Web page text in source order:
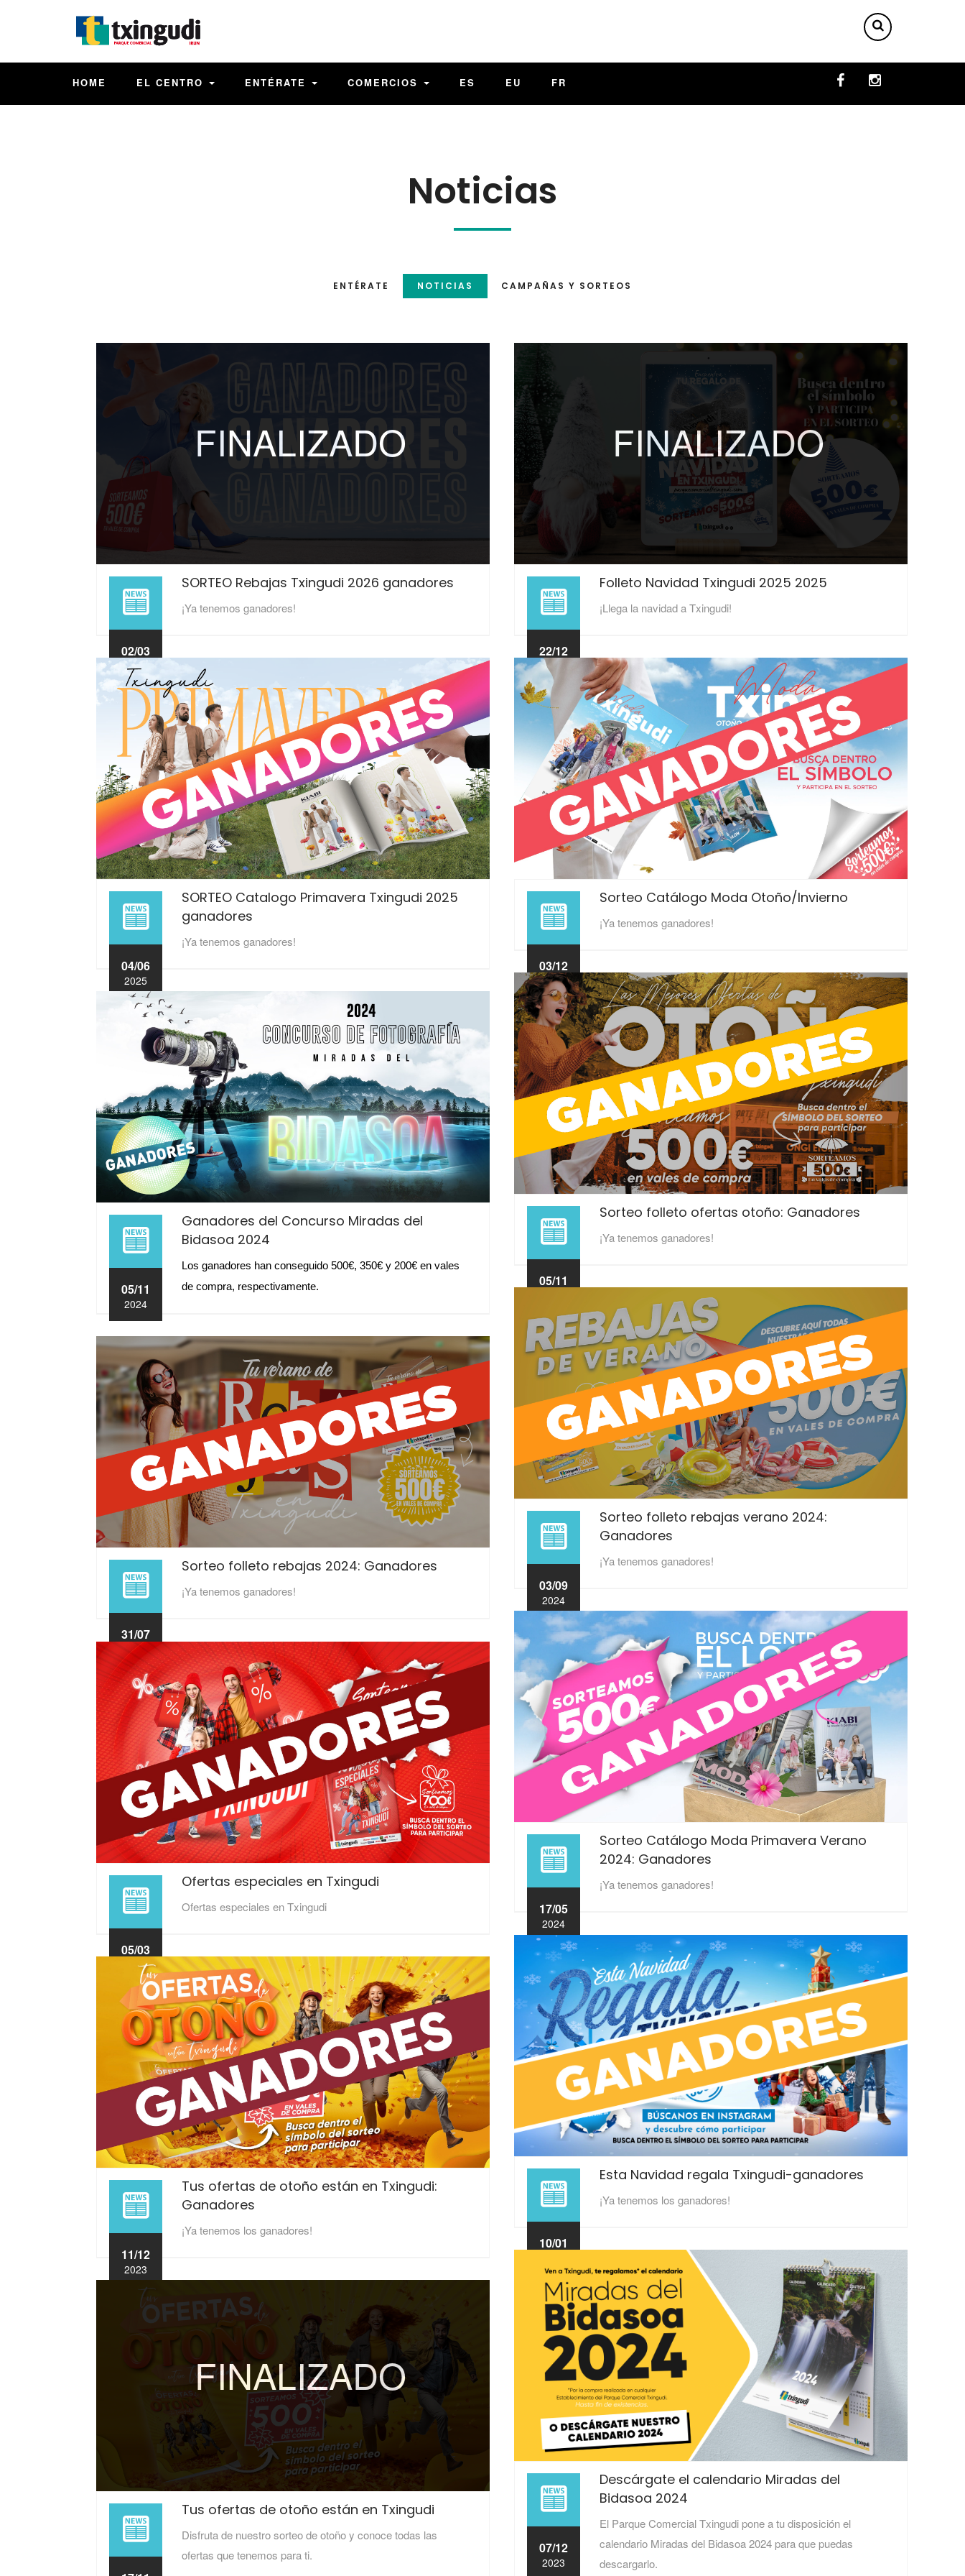
HOME EL CENTRO ENTÉRATE COMERCIOS ES EU FR
Noticias
ENTÉRATE NOTICIAS CAMPAÑAS Y SORTEOS
FINALIZADO
SORTEO Rebajas Txingudi 2026 ganadores
¡Ya tenemos ganadores!
02/03
2026
FINALIZADO
Folleto Navidad Txingudi 2025 2025
¡Llega la navidad a Txingudi!
22/12
2025
SORTEO Catalogo Primavera Txingudi 2025
ganadores
¡Ya tenemos ganadores!
04/06
2025
Sorteo Catálogo Moda Otoño/Invierno
¡Ya tenemos ganadores!
03/12
2024
Sorteo folleto ofertas otoño: Ganadores
¡Ya tenemos ganadores!
05/11
Ganadores del Concurso Miradas del
Bidasoa 2024
Los ganadores han conseguido 500€, 350€ y 200€ en vales
de compra, respectivamente.
05/11
2024
Sorteo folleto rebajas verano 2024:
Ganadores
¡Ya tenemos ganadores!
03/09
2024
Sorteo folleto rebajas 2024: Ganadores
¡Ya tenemos ganadores!
31/07
2024
Sorteo Catálogo Moda Primavera Verano
2024: Ganadores
¡Ya tenemos ganadores!
17/05
2024
Ofertas especiales en Txingudi
Ofertas especiales en Txingudi
05/03
2024
Esta Navidad regala Txingudi-ganadores
¡Ya tenemos los ganadores!
10/01
Tus ofertas de otoño están en Txingudi:
Ganadores
¡Ya tenemos los ganadores!
11/12
2023
Descárgate el calendario Miradas del
Bidasoa 2024
El Parque Comercial Txingudi pone a tu disposición el
calendario Miradas del Bidasoa 2024 para que puedas
descargarlo.
07/12
2023
FINALIZADO
Tus ofertas de otoño están en Txingudi
Disfruta de nuestro sorteo de otoño y conoce todas las
ofertas que tenemos para ti.